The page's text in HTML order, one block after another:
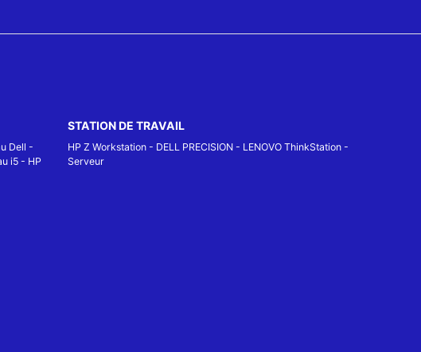
Dell -
i5- HP
STATION DE TRAVAIL
HP Z Workstation - DELL PRECISION - LENOVO ThinkStation -
Serveur